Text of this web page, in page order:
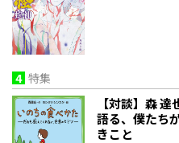
4 特集
【対談】森
語る、僕たち
きこと